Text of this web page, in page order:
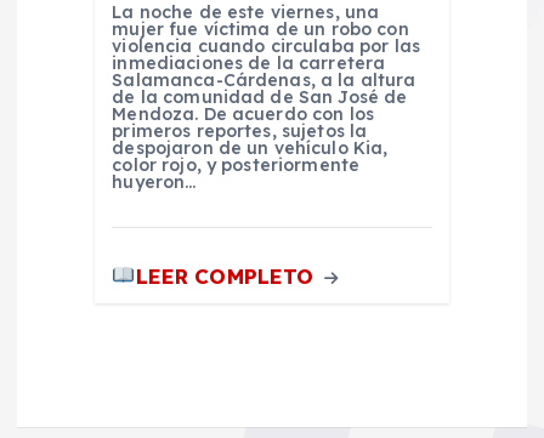
La noche de este viernes, una
mujer fue víctima de un robo con
violencia cuando circulaba por las
inmediaciones de la carretera
Salamanca-Cárdenas, a la altura
de la comunidad de San José de
Mendoza. De acuerdo con los
primeros reportes, sujetos la
despojaron de un vehículo Kia,
color rojo, y posteriormente
huyeron…
LEER COMPLETO